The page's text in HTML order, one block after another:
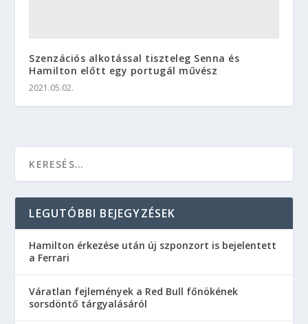
Szenzációs alkotással tiszteleg Senna és
Hamilton előtt egy portugál művész
2021.05.02.
LEGUTÓBBI BEJEGYZÉSEK
Hamilton érkezése után új szponzort is bejelentett
a Ferrari
Váratlan fejlemények a Red Bull főnökének
sorsdöntő tárgyalásáról